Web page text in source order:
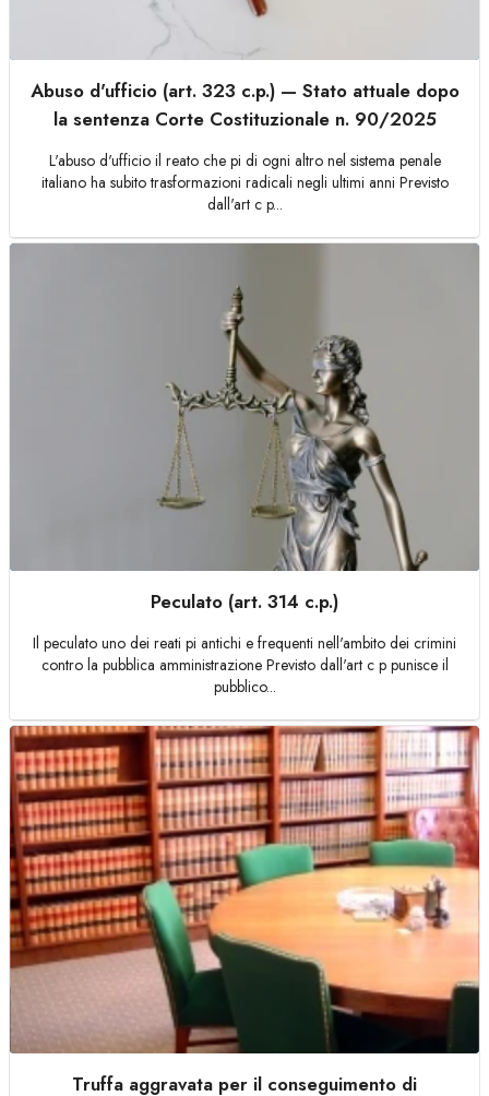
Abuso d'ufficio (art. 323 c.p.) — Stato attuale dopo
la sentenza Corte Costituzionale n. 90/2025
L'abuso d'ufficio il reato che pi di ogni altro nel sistema penale
italiano ha subito trasformazioni radicali negli ultimi anni Previsto
dall'art c p...
Peculato (art. 314 c.p.)
Il peculato uno dei reati pi antichi e frequenti nell'ambito dei crimini
contro la pubblica amministrazione Previsto dall'art c p punisce il
pubblico...
Truffa aggravata per il conseguimento di